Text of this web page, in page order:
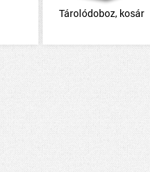
Tárolódoboz, kosár